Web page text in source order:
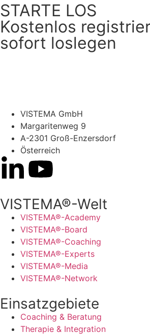
STARTE LOS
Kostenlos
sofort loslegen
VISTEMA GmbH
Margaritenweg 9
A-2301 Groß-Enzersdorf
Österreich
VISTEMA®-Welt
VISTEMA®-Academy
VISTEMA®-Board
VISTEMA®-Coaching
VISTEMA®-Experts
VISTEMA®-Media
VISTEMA®-Network
Einsatzgebiete
Coaching & Beratung
Therapie & Integration